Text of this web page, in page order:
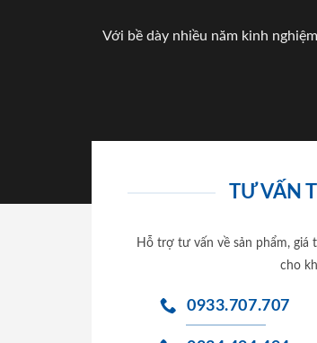
Với bề dày nhiều năm kinh
TƯ VẤN
Hỗ trợ tư vấn về sản phẩm, giá
cho
0933.707.707